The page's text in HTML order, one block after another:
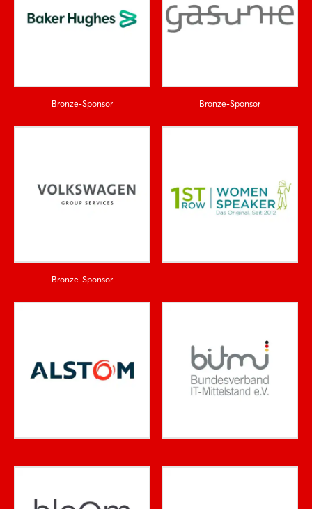
Bronze-Sponsor Bronze-Sponsor
Bronze-Sponsor